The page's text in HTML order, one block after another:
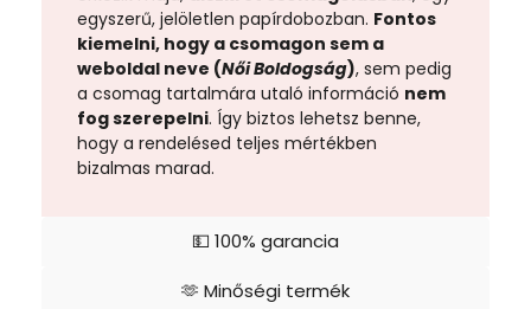
💵 100% garancia
🫶 Minőségi termék
egyszerű, jelöletlen papírdobozban. Fontos
kiemelni, hogy a csomagon sem a
weboldal neve (Női Boldogság), sem pedig
a csomag tartalmára utaló információ nem
fog szerepelni. Így biztos lehetsz benne,
hogy a rendelésed teljes mértékben
bizalmas marad.